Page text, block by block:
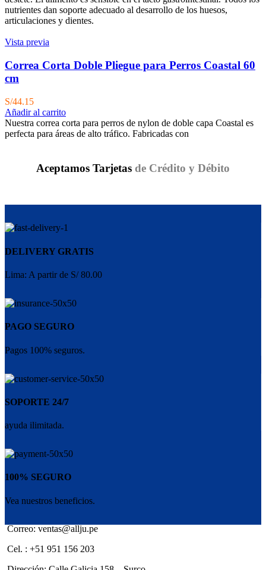
nutrientes dan soporte adecuado al desarrollo de los huesos,
articulaciones y dientes.
Vista previa
Correa Corta Doble Pliegue para Perros Coastal 60
cm
S/44.15
Añadir al carrito
Nuestra correa corta para perros de nylon de doble capa Coastal es
perfecta para áreas de alto tráfico. Fabricadas con
Aceptamos Tarjetas de Crédito y Débito
DELIVERY GRATIS
Lima: A partir de S/ 80.00
PAGO SEGURO
Pagos 100% seguros.
SOPORTE 24/7
ayuda ilimitada.
100% SEGURO
Vea nuestros beneficios.
Correo: ventas@allju.pe
Cel. : +51 951 156 203